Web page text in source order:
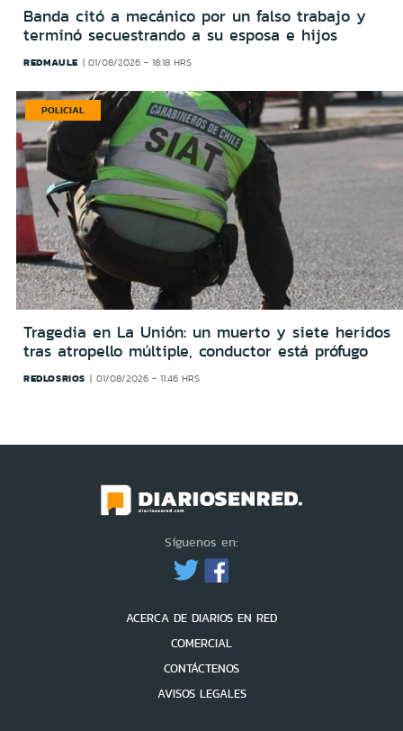
Banda citó a mecánico por un falso trabajo y
terminó secuestrando a su esposa e hijos
REDMAULE 01/08/2026 - 18:18 HRS
POLICIAL
Tragedia en La Unión: un muerto y siete heridos
tras atropello múltiple, conductor está prófugo
REDLOSRIOS 01/08/2026 - 11:46 HRS
Síguenos en:
ACERCA DE DIARIOS EN RED
COMERCIAL
CONTÁCTENOS
AVISOS LEGALES